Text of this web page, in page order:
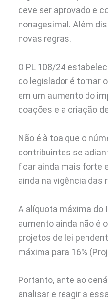
deve ser aprovado e
nonagesimal. Além
novas regras.
O PL 108/24
do legislador é tornar
em um aumento do
doações e a criação
Não é à toa que o
contribuintes se
ficar ainda mais forte
ainda na vigência das
A alíquota máxima do
aumento ainda não é
projetos de lei
máxima para 16%
Portanto, ante ao
analisar e reagir a